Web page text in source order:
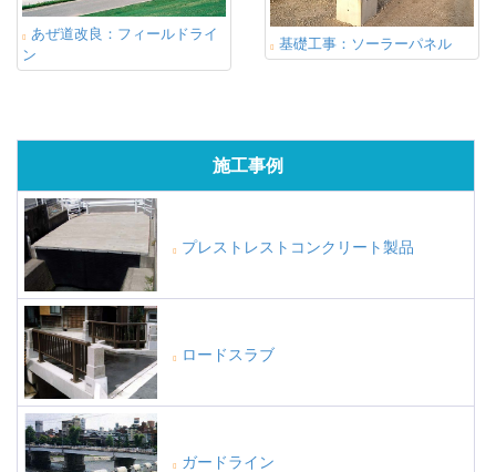
あぜ道改良：フィールドライ
ン
基礎工事：ソーラーパネル
施工事例
プレストレストコンクリート製品
ロードスラブ
ガードライン